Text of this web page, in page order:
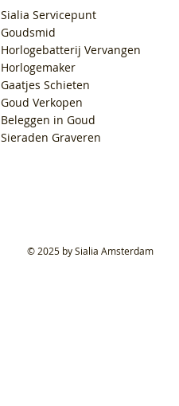
Sialia Servicepunt
Goudsmid
Horlogebatterij Vervangen
Horlogemaker
Gaatjes Schieten
Goud Verkopen
Beleggen in Goud
Sieraden Graveren
© 2025 by Sialia Amsterdam